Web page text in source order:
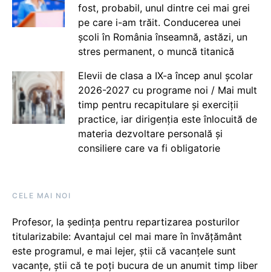
fost, probabil, unul dintre cei mai grei
pe care i-am trăit. Conducerea unei
școli în România înseamnă, astăzi, un
stres permanent, o muncă titanică
Elevii de clasa a IX-a încep anul școlar
2026-2027 cu programe noi / Mai mult
timp pentru recapitulare și exerciții
practice, iar dirigenția este înlocuită de
materia dezvoltare personală și
consiliere care va fi obligatorie
CELE MAI NOI
Profesor, la ședința pentru repartizarea posturilor
titularizabile: Avantajul cel mai mare în învățământ
este programul, e mai lejer, știi că vacanțele sunt
vacanţe, știi că te poți bucura de un anumit timp liber